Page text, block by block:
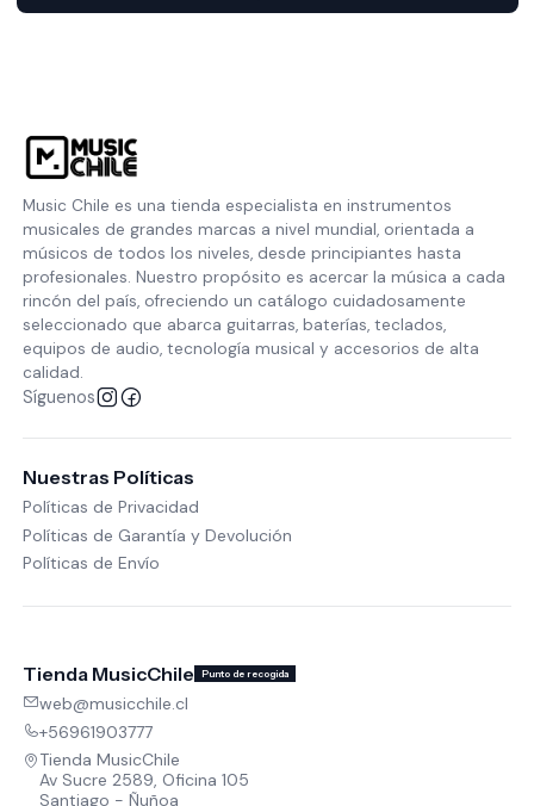
Music Chile es una tienda especialista en instrumentos
musicales de grandes marcas a nivel mundial, orientada a
músicos de todos los niveles, desde principiantes hasta
profesionales. Nuestro propósito es acercar la música a cada
rincón del país, ofreciendo un catálogo cuidadosamente
seleccionado que abarca guitarras, baterías, teclados,
equipos de audio, tecnología musical y accesorios de alta
calidad.
Síguenos
Nuestras Políticas
Políticas de Privacidad
Políticas de Garantía y Devolución
Políticas de Envío
Tienda MusicChile Punto de recogida
web@musicchile.cl
+56961903777
Tienda MusicChile
Av Sucre 2589, Oficina 105
Santiago - Ñuñoa